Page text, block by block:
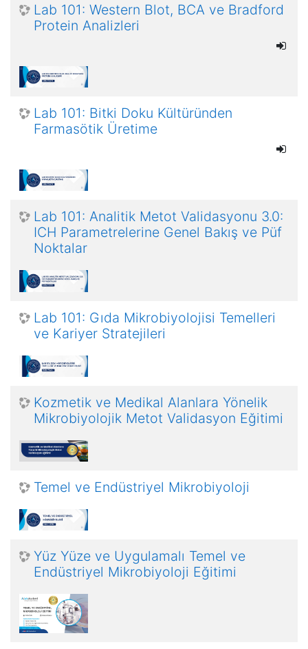
Lab 101: Western Blot, BCA ve Bradford
Protein Analizleri
Lab 101: Bitki Doku Kültüründen
Farmasötik Üretime
Lab 101: Analitik Metot Validasyonu 3.0:
ICH Parametrelerine Genel Bakış ve Püf
Noktalar
Lab 101: Gıda Mikrobiyolojisi Temelleri
ve Kariyer Stratejileri
Kozmetik ve Medikal Alanlara Yönelik
Mikrobiyolojik Metot Validasyon Eğitimi
Temel ve Endüstriyel Mikrobiyoloji
Yüz Yüze ve Uygulamalı Temel ve
Endüstriyel Mikrobiyoloji Eğitimi